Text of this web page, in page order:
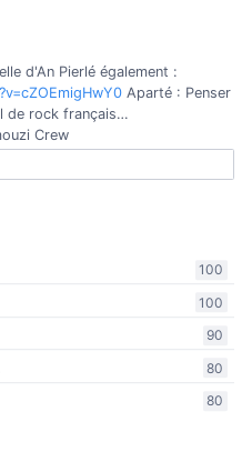
d'An Pierlé également :
Aparté : Penser
de rock français…
Crew
100
100
90
80
80